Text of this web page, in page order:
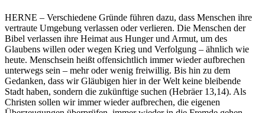
HERNE – Verschiedene Gründe führen dazu, dass Menschen ihre
vertraute Umgebung verlassen oder verlieren. Die Menschen der
Bibel verlassen ihre Heimat aus Hunger und Armut, um des
Glaubens willen oder wegen Krieg und Verfolgung – ähnlich wie
heute. Menschsein heißt offensichtlich immer wieder aufbrechen
unterwegs sein – mehr oder wenig freiwillig. Bis hin zu dem
Gedanken, dass wir Gläubigen hier in der Welt keine bleibende
Stadt haben, sondern die zukünftige suchen (Hebräer 13,14). Als
Christen sollen wir immer wieder aufbrechen, die eigenen